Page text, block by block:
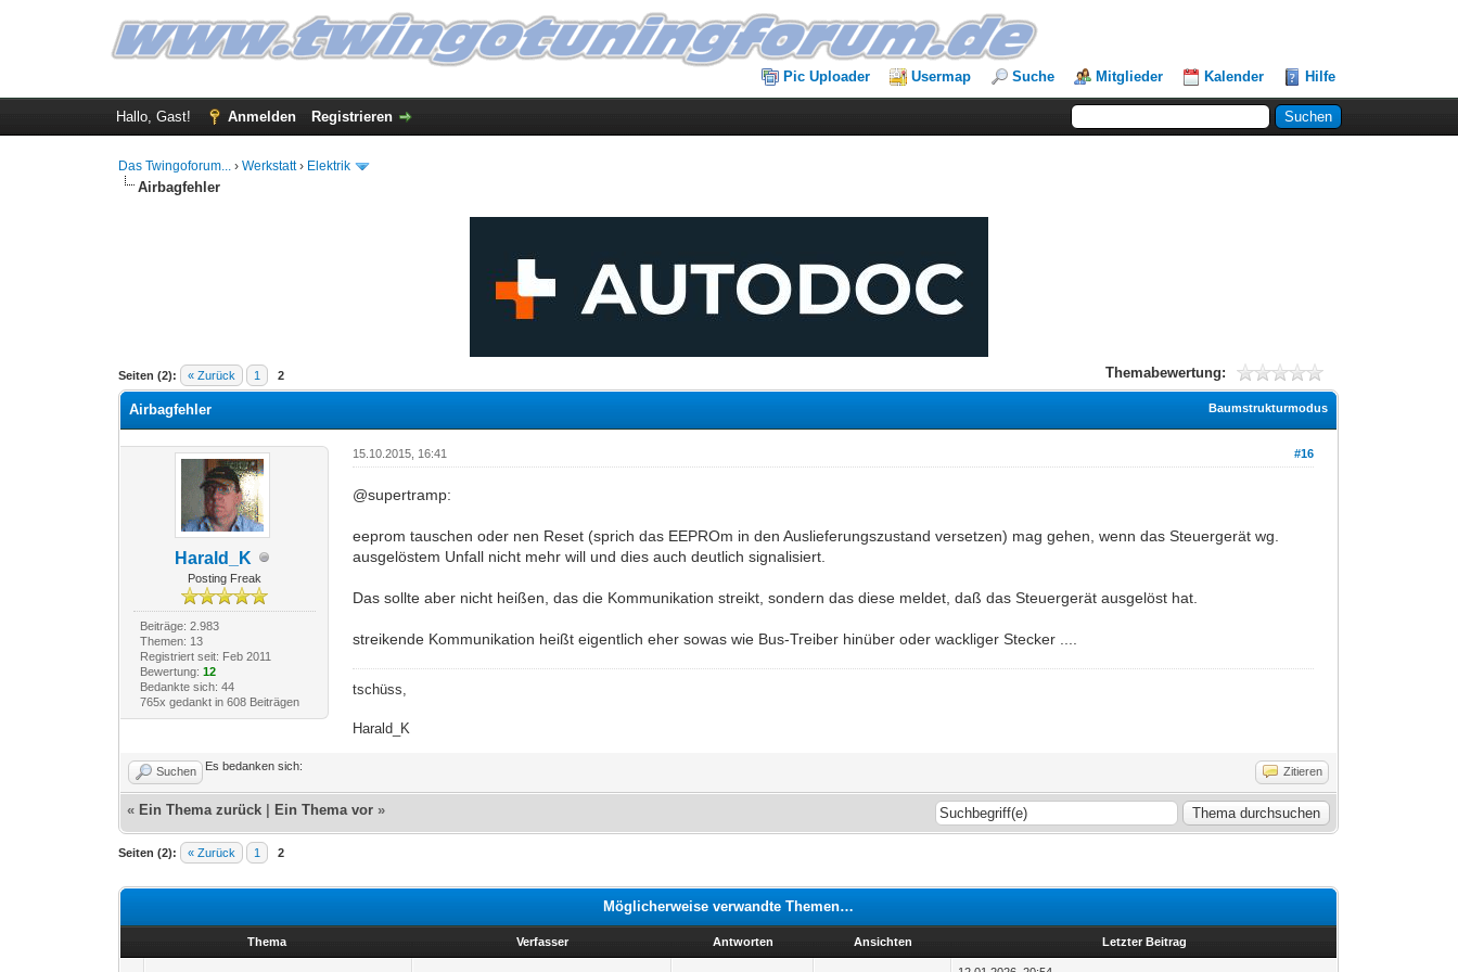
Pic Uploader Usermap Suche Mitglieder Kalender Hilfe
Hallo, Gast! Anmelden Registrieren
Das Twingoforum... ›Werkstatt› Elektrik
Airbagfehler
Seiten (2): « Zurück 1 2 Themabewertung:
0 Bewertung(en) - 0 im Durchschnitt
1
2
3
4
5
Baumstrukturmodus
Airbagfehler
Harald_K
Posting Freak
Beiträge: 2.983
Themen: 13
Registriert seit: Feb 2011
Bewertung: 12
Bedankte sich: 44
765x gedankt in 608 Beiträgen
#16
15.10.2015, 16:41
@supertramp:
eeprom tauschen oder nen Reset (sprich das EEPROm in den Auslieferungszustand versetzen) mag gehen, wenn das Steuergerät wg.
ausgelöstem Unfall nicht mehr will und dies auch deutlich signalisiert.
Das sollte aber nicht heißen, das die Kommunikation streikt, sondern das diese meldet, daß das Steuergerät ausgelöst hat.
streikende Kommunikation heißt eigentlich eher sowas wie Bus-Treiber hinüber oder wackliger Stecker ....
tschüss,
Harald_K
Suchen Zitieren
Es bedanken sich:
« Ein Thema zurück Ein Thema vor »
Seiten (2): « Zurück 1 2
Möglicherweise verwandte Themen…
Thema Verfasser Antworten Ansichten Letzter Beitrag